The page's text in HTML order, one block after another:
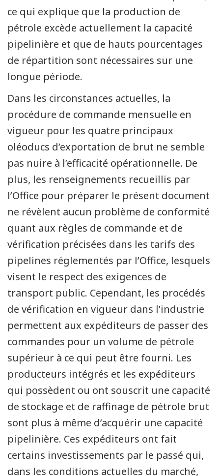
ce qui explique que la production de
pétrole excède actuellement la capacité
pipelinière et que de hauts pourcentages
de répartition sont nécessaires sur une
longue période.
Dans les circonstances actuelles, la
procédure de commande mensuelle en
vigueur pour les quatre principaux
oléoducs d’exportation de brut ne semble
pas nuire à l’efficacité opérationnelle. De
plus, les renseignements recueillis par
l’Office pour préparer le présent document
ne révèlent aucun problème de conformité
quant aux règles de commande et de
vérification précisées dans les tarifs des
pipelines réglementés par l’Office, lesquels
visent le respect des exigences de
transport public. Cependant, les procédés
de vérification en vigueur dans l’industrie
permettent aux expéditeurs de passer des
commandes pour un volume de pétrole
supérieur à ce qui peut être fourni. Les
producteurs intégrés et les expéditeurs
qui possèdent ou ont souscrit une capacité
de stockage et de raffinage de pétrole brut
sont plus à même d’acquérir une capacité
pipelinière. Ces expéditeurs ont fait
certains investissements par le passé qui,
dans les conditions actuelles du marché,